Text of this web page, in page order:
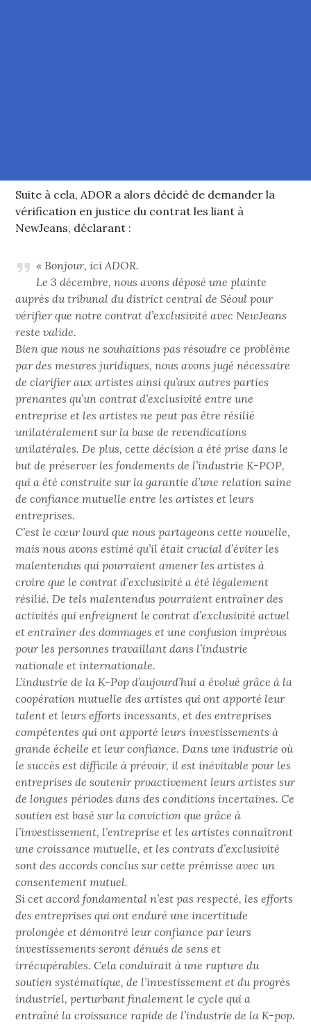
Suite à cela, ADOR a alors décidé de demander la
vérification en justice du contrat les liant à
NewJeans, déclarant :
« Bonjour, ici ADOR.
Le 3 décembre, nous avons déposé une plainte
auprès du tribunal du district central de Séoul pour
vérifier que notre contrat d’exclusivité avec NewJeans
reste valide.
Bien que nous ne souhaitions pas résoudre ce problème
par des mesures juridiques, nous avons jugé nécessaire
de clarifier aux artistes ainsi qu’aux autres parties
prenantes qu’un contrat d’exclusivité entre une
entreprise et les artistes ne peut pas être résilié
unilatéralement sur la base de revendications
unilatérales. De plus, cette décision a été prise dans le
but de préserver les fondements de l’industrie K-POP,
qui a été construite sur la garantie d’une relation saine
de confiance mutuelle entre les artistes et leurs
entreprises.
C’est le cœur lourd que nous partageons cette nouvelle,
mais nous avons estimé qu’il était crucial d’éviter les
malentendus qui pourraient amener les artistes à
croire que le contrat d’exclusivité a été légalement
résilié. De tels malentendus pourraient entraîner des
activités qui enfreignent le contrat d’exclusivité actuel
et entraîner des dommages et une confusion imprévus
pour les personnes travaillant dans l’industrie
nationale et internationale.
L’industrie de la K-Pop d’aujourd’hui a évolué grâce à la
coopération mutuelle des artistes qui ont apporté leur
talent et leurs efforts incessants, et des entreprises
compétentes qui ont apporté leurs investissements à
grande échelle et leur confiance. Dans une industrie où
le succès est difficile à prévoir, il est inévitable pour les
entreprises de soutenir proactivement leurs artistes sur
de longues périodes dans des conditions incertaines. Ce
soutien est basé sur la conviction que grâce à
l’investissement, l’entreprise et les artistes connaîtront
une croissance mutuelle, et les contrats d’exclusivité
sont des accords conclus sur cette prémisse avec un
consentement mutuel.
Si cet accord fondamental n’est pas respecté, les efforts
des entreprises qui ont enduré une incertitude
prolongée et démontré leur confiance par leurs
investissements seront dénués de sens et
irrécupérables. Cela conduirait à une rupture du
soutien systématique, de l’investissement et du progrès
industriel, perturbant finalement le cycle qui a
entraîné la croissance rapide de l’industrie de la K-pop.